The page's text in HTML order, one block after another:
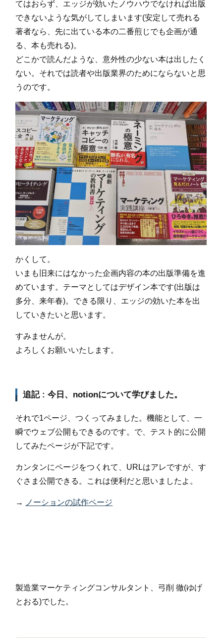
てはおらず、エッジが効いたノウハウでなければ出版
できないような気がしてしまいます(安定して売れる
著者なら、先に出ている本の二番煎じでも企画が通
る、本も売れる)。
どこかで読んだような、意外性の少ない本は出したく
ない。それでは読者や出版業界のためにならないと思
うのです。
かくして。
いまも旧来にはなかった企画内容の本の出版準備を進
めています。テーマとしてはデザイン本です(出版は
多分、来年春)。できる限り、エッジの効いた本を出
していきたいと思います。
すみませんが。
よろしくお願いいたします。
追記 : 今日、notionについて学びました。
それで1ページ、つくってみました。機能として、一
瞬でウェブ公開もできるのです。で、テスト的に公開
してみたページが下記です。
カンタンにページをつくれて、URLはアレですが、す
ぐさま公開できる。これは便利だと思いましたよ。
→ ノーションの試作ページ
製造業マーケティングコンサルタント、弓削 徹(ゆげ
とおる)でした。